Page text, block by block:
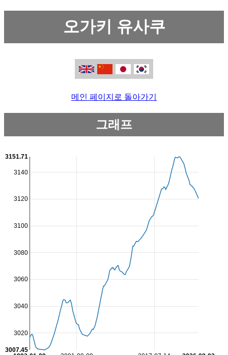
오가키 유사쿠
메인 페이지로 돌아가기
그래프
3020
3040
3060
3080
3100
3120
3140
3007.45
3151.71